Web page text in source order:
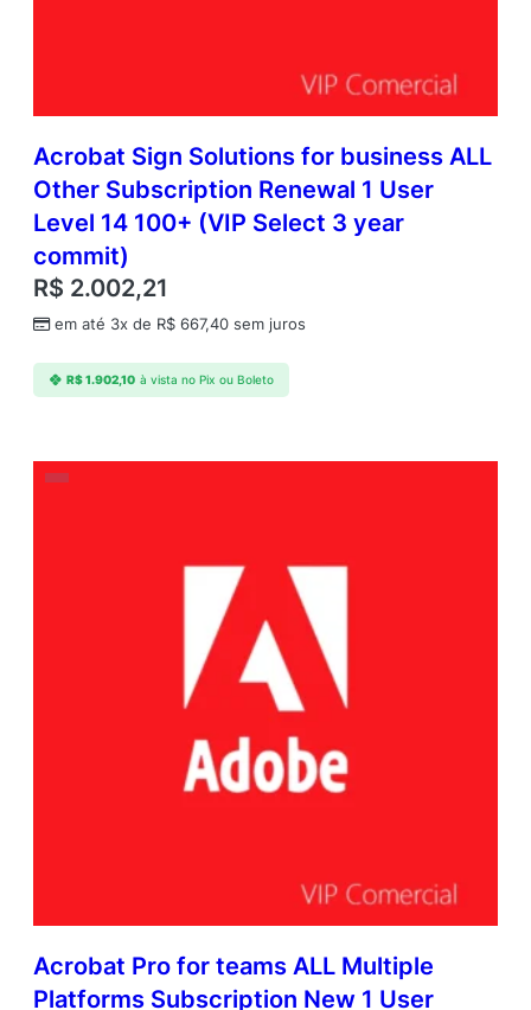
Acrobat Sign Solutions for business ALL
Other Subscription Renewal 1 User
Level 14 100+ (VIP Select 3 year
commit)
R$ 2.002,21
em até 3x de R$ 667,40 sem juros
R$1.902,10 à vista no Pix ou Boleto
Acrobat Pro for teams ALL Multiple
Platforms Subscription New 1 User